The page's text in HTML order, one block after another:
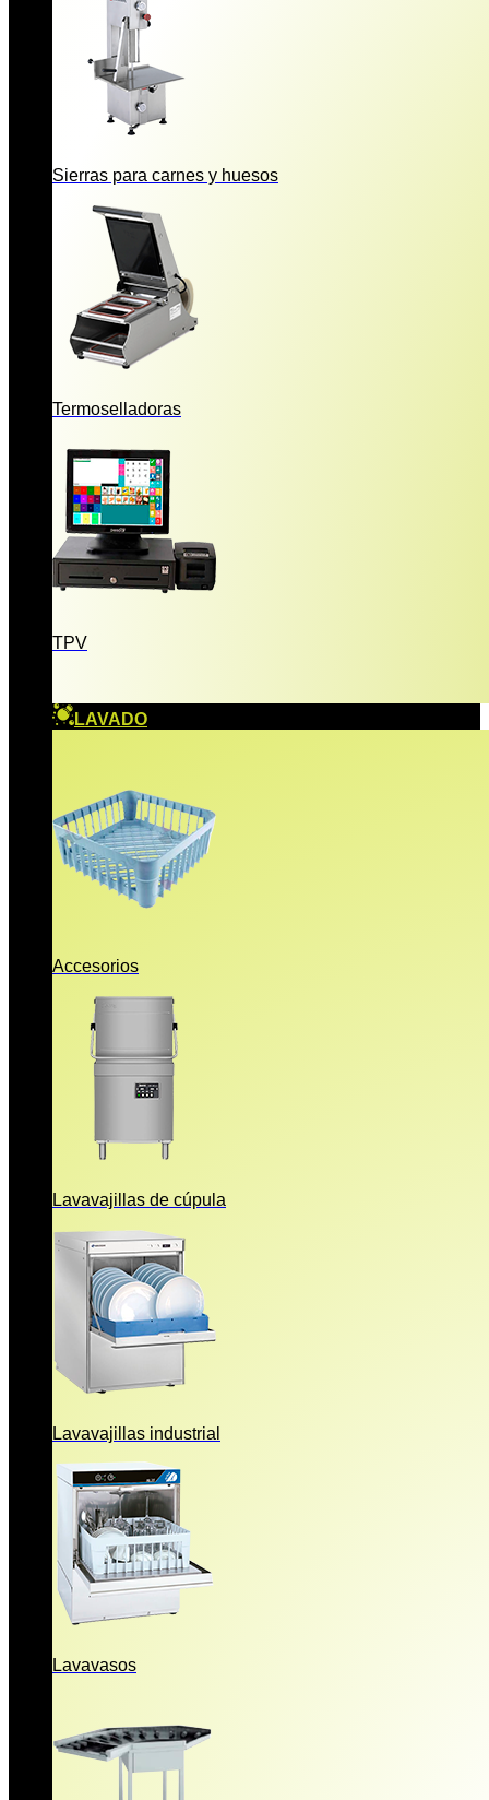
Sierras para carnes y huesos
Termoselladoras
TPV
LAVADO
Accesorios
Lavavajillas de cúpula
Lavavajillas industrial
Lavavasos